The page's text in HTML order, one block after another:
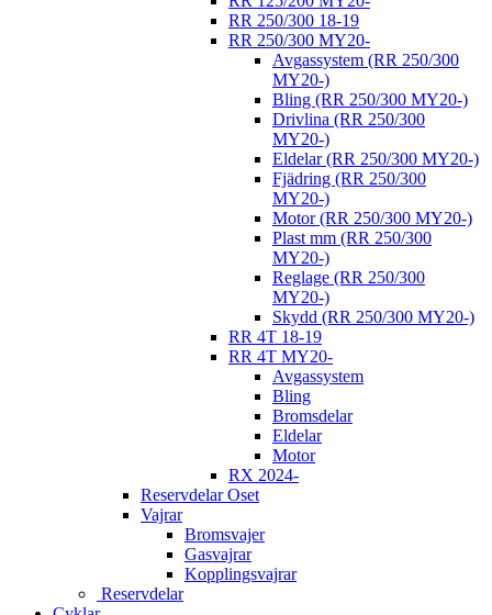
RR 250/300 18-19
RR 250/300 MY20-
Avgassystem (RR 250/300
MY20-)
Bling (RR 250/300 MY20-)
Drivlina (RR 250/300
MY20-)
Eldelar (RR 250/300 MY20-)
Fjädring (RR 250/300
MY20-)
Motor (RR 250/300 MY20-)
Plast mm (RR 250/300
MY20-)
Reglage (RR 250/300
MY20-)
Skydd (RR 250/300 MY20-)
RR 4T 18-19
RR 4T MY20-
Avgassystem
Bling
Bromsdelar
Eldelar
Motor
RX 2024-
Reservdelar Oset
Vajrar
Bromsvajer
Gasvajrar
Kopplingsvajrar
Reservdelar